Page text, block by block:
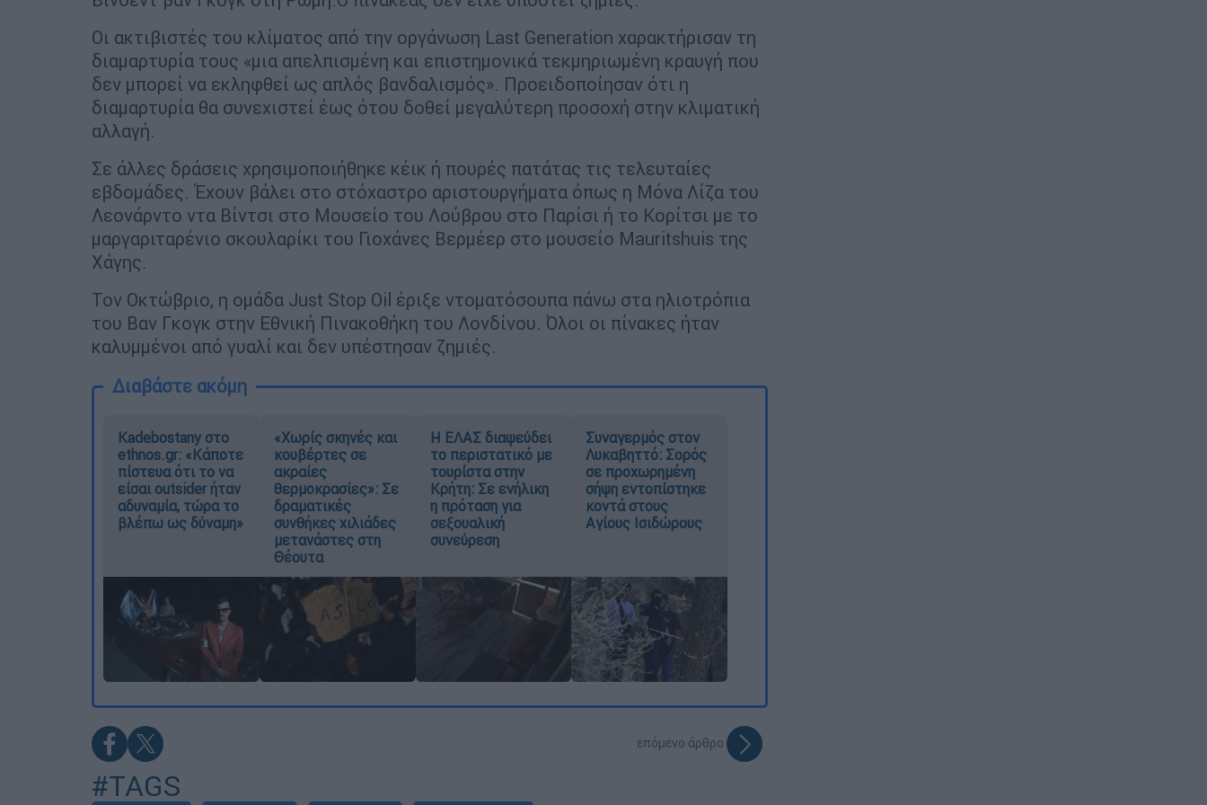
Οι ακτιβιστές του κλίματος από την οργάνωση Last Generation χαρακτήρισαν τη
διαμαρτυρία τους «μια απελπισμένη και επιστημονικά τεκμηριωμένη κραυγή που
δεν μπορεί να εκληφθεί ως απλός βανδαλισμός». Προειδοποίησαν ότι η
διαμαρτυρία θα συνεχιστεί έως ότου δοθεί μεγαλύτερη προσοχή στην κλιματική
αλλαγή.
Σε άλλες δράσεις χρησιμοποιήθηκε κέικ ή πουρές πατάτας τις τελευταίες
εβδομάδες. Έχουν βάλει στο στόχαστρο αριστουργήματα όπως η Μόνα Λίζα του
Λεονάρντο ντα Βίντσι στο Μουσείο του Λούβρου στο Παρίσι ή το Κορίτσι με το
μαργαριταρένιο σκουλαρίκι του Γιοχάνες Βερμέερ στο μουσείο Mauritshuis της
Χάγης.
Τον Οκτώβριο, η ομάδα Just Stop Oil έριξε ντοματόσουπα πάνω στα ηλιοτρόπια
του Βαν Γκογκ στην Εθνική Πινακοθήκη του Λονδίνου. Όλοι οι πίνακες ήταν
καλυμμένοι από γυαλί και δεν υπέστησαν ζημιές.
Διαβάστε ακόμη
Kadebostany στο
ethnos.gr: «Κάποτε
πίστευα ότι το να
είσαι outsider ήταν
αδυναμία, τώρα το
βλέπω ως δύναμη»
«Χωρίς σκηνές και
κουβέρτες σε
ακραίες
θερμοκρασίες»: Σε
δραματικές
συνθήκες χιλιάδες
μετανάστες στη
Θέουτα
Η ΕΛΑΣ διαψεύδει
το περιστατικό με
τουρίστα στην
Κρήτη: Σε ενήλικη
η πρόταση για
σεξουαλική
συνεύρεση
Συναγερμός στον
Λυκαβηττό: Σορός
σε προχωρημένη
σήψη εντοπίστηκε
κοντά στους
Αγίους Ισιδώρους
επόμενο άρθρο
#TAGS